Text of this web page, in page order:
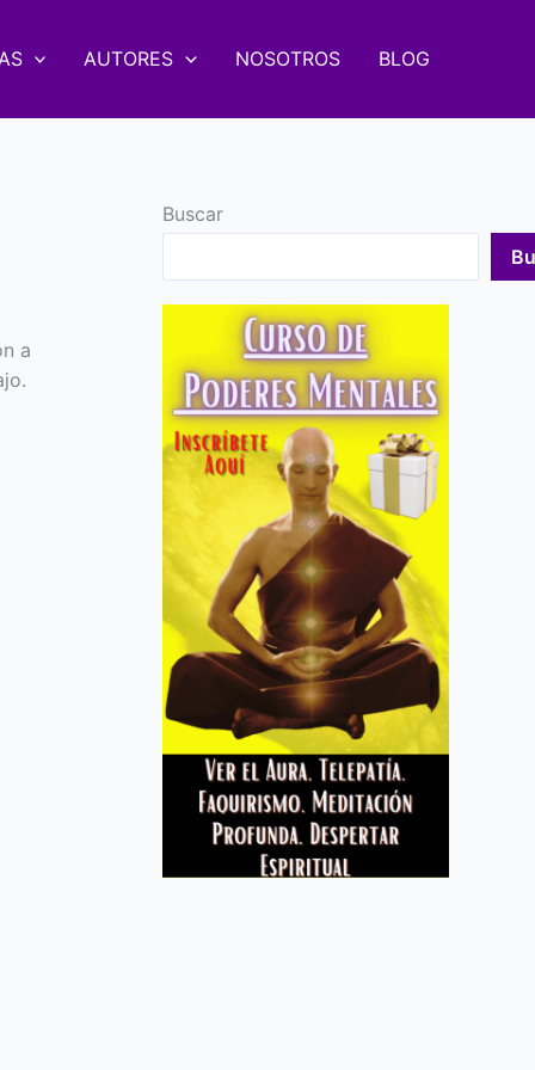
AUTORES NOSOTROS BLOG
a
Buscar